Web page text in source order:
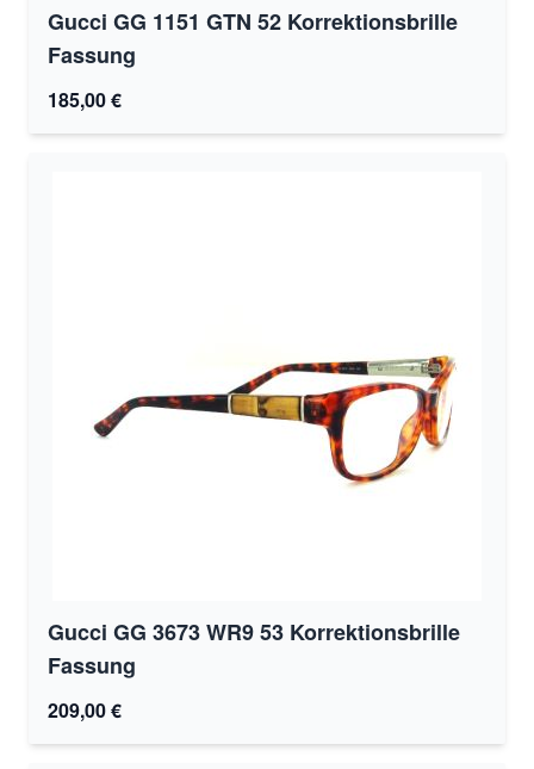
Gucci GG 1151 GTN 52 Korrektionsbrille
Fassung
185,00 €
Gucci GG 3673 WR9 53 Korrektionsbrille
Fassung
209,00 €